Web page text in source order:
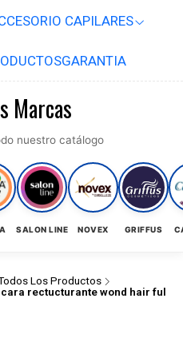
CAPILARES
GARANTIA
Marcas
nuestro catálogo
SALON LINE NOVEX GRIFFUS
Los Productos
rectucturante wond hair ful